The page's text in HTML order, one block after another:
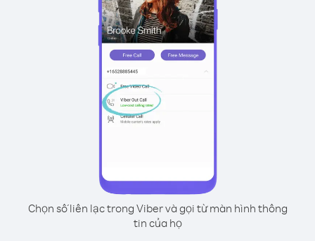
Chọn số liên lạc trong Viber và gọi từ màn hình thông
tin của họ